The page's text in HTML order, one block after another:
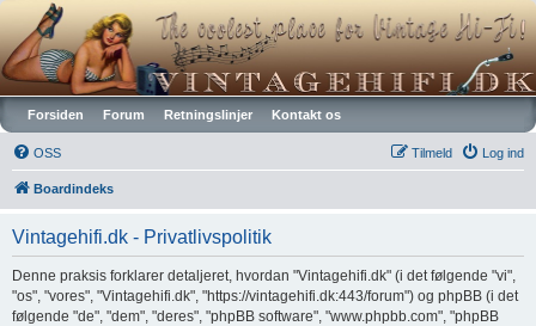
Vintagehifi.dk
Forsiden Forum Retningslinjer Kontakt os
OSS Log ind
Tilmeld
Boardindeks
Vintagehifi.dk - Privatlivspolitik
Denne praksis forklarer detaljeret, hvordan "Vintagehifi.dk" (i det følgende "vi",
"os", "vores", "Vintagehifi.dk", "https://vintagehifi.dk:443/forum") og phpBB (i det
følgende "de", "dem", "deres", "phpBB software", "www.phpbb.com", "phpBB